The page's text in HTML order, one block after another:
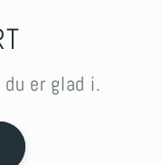
er glad i.